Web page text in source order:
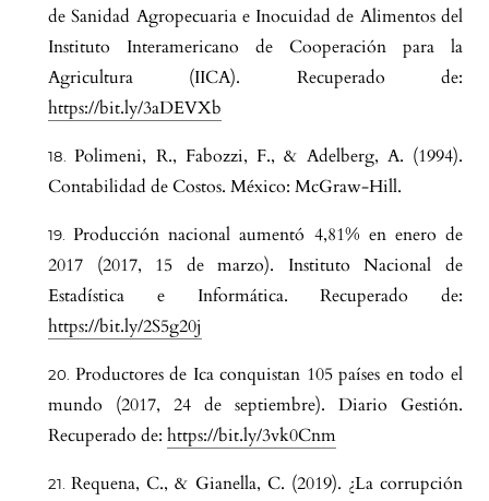
de Sanidad Agropecuaria e Inocuidad de Alimentos del
Instituto Interamericano de Cooperación para la
Agricultura (IICA). Recuperado de:
https://bit.ly/3aDEVXb
Polimeni, R., Fabozzi, F., & Adelberg, A. (1994).
Contabilidad de Costos. México: McGraw-Hill.
Producción nacional aumentó 4,81% en enero de
2017 (2017, 15 de marzo). Instituto Nacional de
Estadística e Informática. Recuperado de:
https://bit.ly/2S5g20j
Productores de Ica conquistan 105 países en todo el
mundo (2017, 24 de septiembre). Diario Gestión.
Recuperado de: https://bit.ly/3vk0Cnm
Requena, C., & Gianella, C. (2019). ¿La corrupción